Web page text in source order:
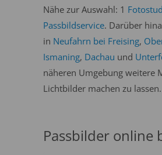
Nähe zur Auswahl: 1
Passbildservice. Darüber
in Neufahrn bei Freising,
Ismaning, Dachau und
näheren Umgebung weitere
Lichtbilder machen zu lassen.
Passbilder online